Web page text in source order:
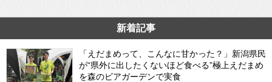
新着記事
「えだまめって、こんなに甘かった？」新潟県民
が“県外に出したくないほど食べる”極上えだまめ
を森のビアガーデンで実食